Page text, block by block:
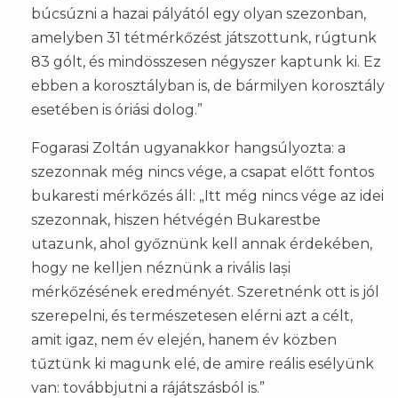
búcsúzni a hazai pályától egy olyan szezonban,
amelyben 31 tétmérkőzést játszottunk, rúgtunk
83 gólt, és mindösszesen négyszer kaptunk ki. Ez
ebben a korosztályban is, de bármilyen korosztály
esetében is óriási dolog.”
Fogarasi Zoltán ugyanakkor hangsúlyozta: a
szezonnak még nincs vége, a csapat előtt fontos
bukaresti mérkőzés áll: „Itt még nincs vége az idei
szezonnak, hiszen hétvégén Bukarestbe
utazunk, ahol győznünk kell annak érdekében,
hogy ne kelljen néznünk a rivális Iași
mérkőzésének eredményét. Szeretnénk ott is jól
szerepelni, és természetesen elérni azt a célt,
amit igaz, nem év elején, hanem év közben
tűztünk ki magunk elé, de amire reális esélyünk
van: továbbjutni a rájátszásból is.”